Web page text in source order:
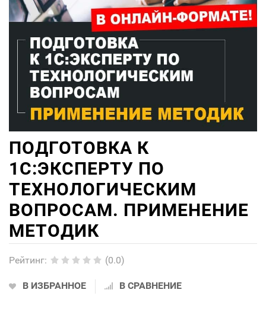
ПОДГОТОВКА К
1С:ЭКСПЕРТУ ПО
ТЕХНОЛОГИЧЕСКИМ
ВОПРОСАМ. ПРИМЕНЕНИЕ
МЕТОДИК
Рейтинг: (0.0)
В ИЗБРАННОЕ В СРАВНЕНИЕ